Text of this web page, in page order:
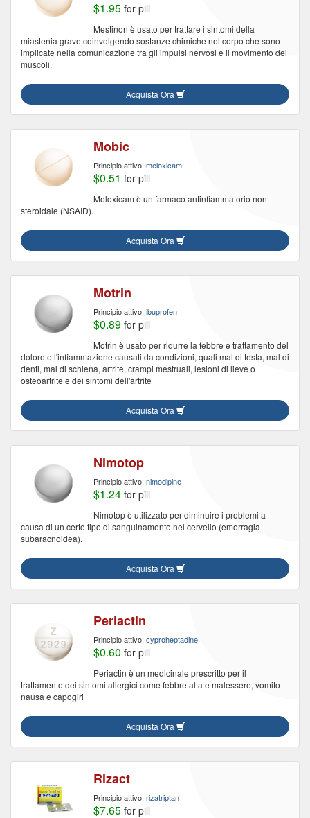
$1.95 for pill
Mestinon è usato per trattare i sintomi della
miastenia grave coinvolgendo sostanze chimiche nel corpo che sono
implicate nella comunicazione tra gli impulsi nervosi e il movimento dei
muscoli.
Acquista Ora
Mobic
Principio attivo: meloxicam
$0.51 for pill
Meloxicam è un farmaco antinfiammatorio non
steroidale (NSAID).
Acquista Ora
Motrin
Principio attivo: ibuprofen
$0.89 for pill
Motrin è usato per ridurre la febbre e trattamento del
dolore e l'infiammazione causati da condizioni, quali mal di testa, mal di
denti, mal di schiena, artrite, crampi mestruali, lesioni di lieve o
osteoartrite e dei sintomi dell'artrite
Acquista Ora
Nimotop
Principio attivo: nimodipine
$1.24 for pill
Nimotop è utilizzato per diminuire i problemi a
causa di un certo tipo di sanguinamento nel cervello (emorragia
subaracnoidea).
Acquista Ora
Periactin
Principio attivo: cyproheptadine
$0.60 for pill
Periactin è un medicinale prescritto per il
trattamento dei sintomi allergici come febbre alta e malessere, vomito
nausa e capogiri
Acquista Ora
Rizact
Principio attivo: rizatriptan
$7.65 for pill